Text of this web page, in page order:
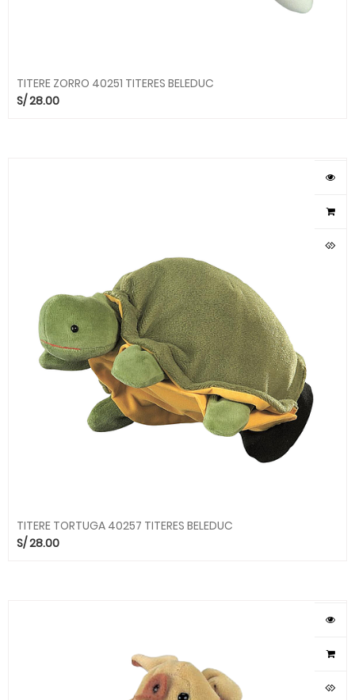
TITERE ZORRO 40251 TITERES BELEDUC
S/28.00
TITERE TORTUGA 40257 TITERES BELEDUC
S/28.00